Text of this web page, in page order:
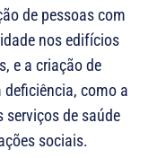
de pessoas com
nos edifícios
e a criação de
como a
serviços de saúde
sociais.